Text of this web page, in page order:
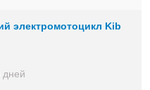
электромотоцикл Kib
дней